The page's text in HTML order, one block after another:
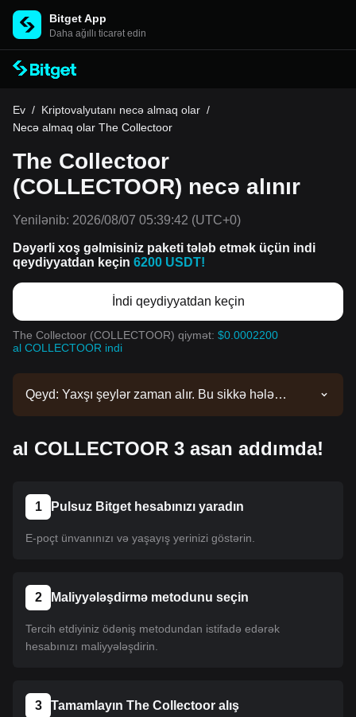
Bitget App
Daha ağıllı ticarət edin
Ev / Kriptovalyutanı necə almaq olar /
Necə almaq olar The Collectoor
The Collectoor
(COLLECTOOR) necə alınır
Yenilənib: 2026/08/07 05:39:42 (UTC+0)
Dəyərli xoş gəlmisiniz paketi tələb etmək üçün indi
qeydiyyatdan keçin 6200 USDT!
İndi qeydiyyatdan keçin
The Collectoor (COLLECTOOR) qiymət: $0.0002200
al COLLECTOOR indi
Qeyd: Yaxşı şeylər zaman alır. Bu sikkə hələ
sonra onu almaq üçün təlimatımızı izləyə bilərsiniz.
al COLLECTOOR 3 asan addımda!
1 Pulsuz Bitget hesabınızı yaradın
E-poçt ünvanınızı və yaşayış yerinizi göstərin.
2 Maliyyələşdirmə metodunu seçin
Tercih etdiyiniz ödəniş metodundan istifadə edərək
hesabınızı maliyyələşdirin.
3 Tamamlayın The Collectoor alış